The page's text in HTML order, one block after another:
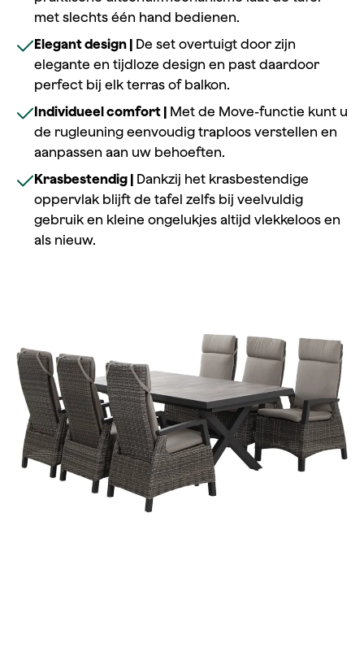
met slechts één hand bedienen.
Elegant design | De set overtuigt door zijn
elegante en tijdloze design en past daardoor
perfect bij elk terras of balkon.
Individueel comfort | Met de Move-functie kunt u
de rugleuning eenvoudig traploos verstellen en
aanpassen aan uw behoeften.
Krasbestendig | Dankzij het krasbestendige
oppervlak blijft de tafel zelfs bij veelvuldig
gebruik en kleine ongelukjes altijd vlekkeloos en
als nieuw.